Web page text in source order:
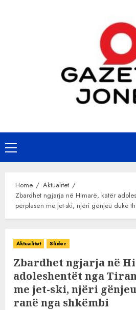
Primary
Menu
Home
Aktualitet
Zbardhet ngjarja në Himarë, katër
përplasën me jet-ski, njëri gënjeu duke
Aktualitet Slider
Zbardhet ngjarja në
adoleshentët nga
me jet-ski, njëri
ranë nga shkëmbi